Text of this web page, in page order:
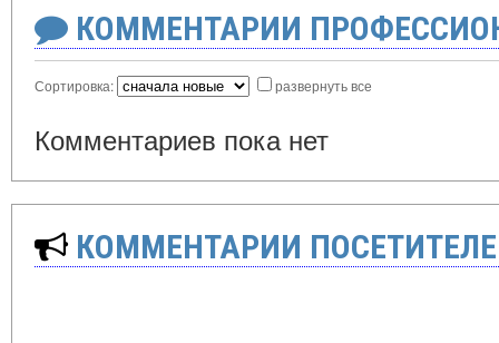
КОММЕНТАРИИ
Сортировка: развернуть все
Комментариев пока нет
КОММЕНТАРИИ